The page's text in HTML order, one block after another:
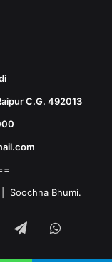
C.G. 492013
Soochna Bhumi.
Telegram